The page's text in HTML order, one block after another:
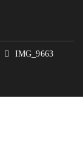
IMG_9663